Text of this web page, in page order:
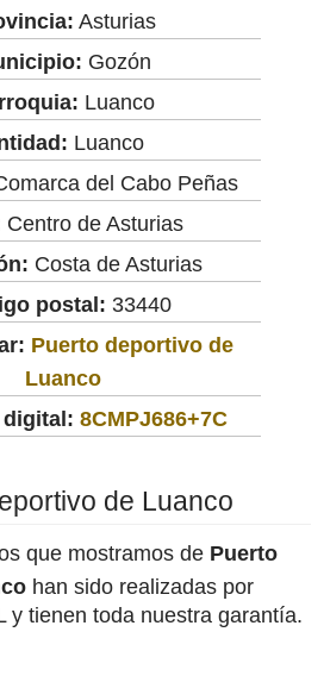
Asturias
Gozón
Luanco
Luanco
del Cabo Peñas
Centro de Asturias
Costa de Asturias
postal: 33440
Puerto deportivo de
Luanco
8CMPJ686+7C
de Luanco
que mostramos de Puerto
han sido realizadas por
y tienen toda nuestra garantía.